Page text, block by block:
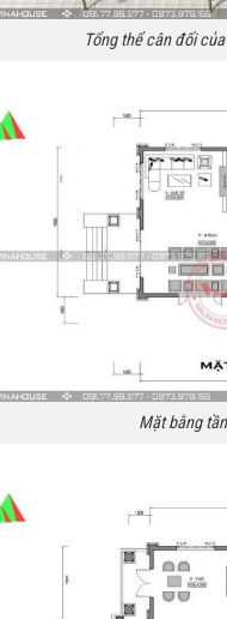
Tổng thể cân đối
Mặt bằng